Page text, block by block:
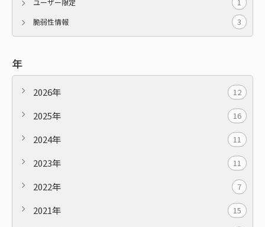
ユーザー限定
脆弱性情報 3
年
2026年 12
2025年 16
2024年 11
2023年 11
2022年 7
2021年 15